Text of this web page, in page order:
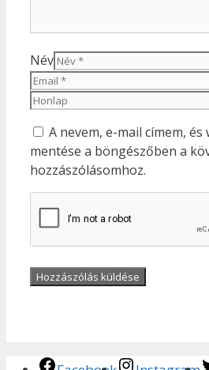
Név
A nevem, e-mail címem, és
mentése a böngészőben a
hozzászólásomhoz.